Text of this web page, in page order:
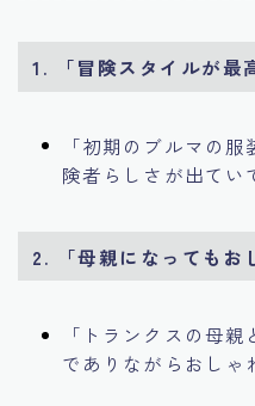
1. 「冒険スタイルが最
「初期のブルマの
険者らしさが出てい
2. 「母親になってもお
「トランクスの母
でありながらおしゃ